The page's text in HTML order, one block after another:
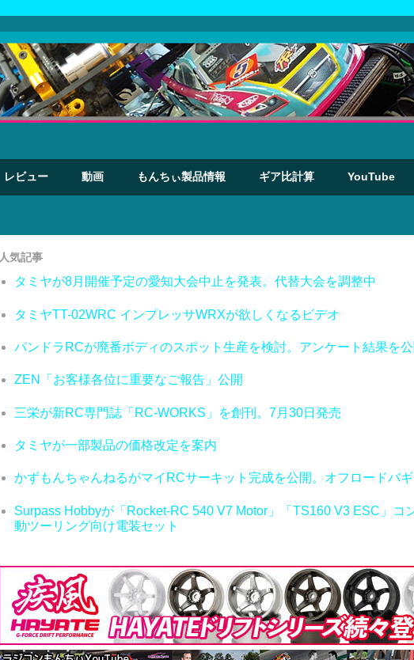
レビュー 動画 もんちぃ製品情報 ギア比計算 YouTube
人気記事
タミヤが8月開催予定の愛知大会中止を発表。代替大会を調整中
タミヤTT-02WRC インプレッサWRXが欲しくなるビデオ
パンドラRCが廃番ボディのスポット生産を検討。アンケート結果を公
ZEN「お客様各位に重要なご報告」公開
三栄が新RC専門誌「RC-WORKS」を創刊。7月30日発売
タミヤが一部製品の価格改定を案内
かずもんちゃんねるがマイRCサーキット完成を公開。オフロードバ
Surpass Hobbyが「Rocket-RC 540 V7 Motor」「TS160 V3 ESC」コ
動ツーリング向け電装セット